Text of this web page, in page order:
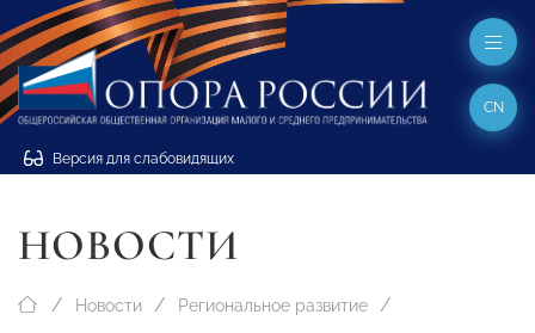
Версия для слабовидящих
CN
НОВОСТИ
Новости Региональное развитие